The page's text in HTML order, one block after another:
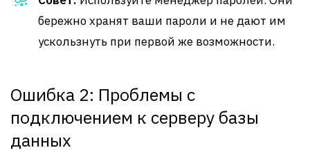
бережно хранят ваши пароли и не дают им
ускользнуть при первой же возможности.
Ошибка 2: Проблемы с
подключением к серверу базы
данных